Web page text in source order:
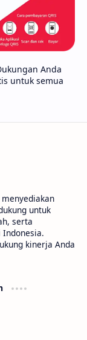
Anda
untuk semua
untuk
serta
Indonesia.
kinerja Anda